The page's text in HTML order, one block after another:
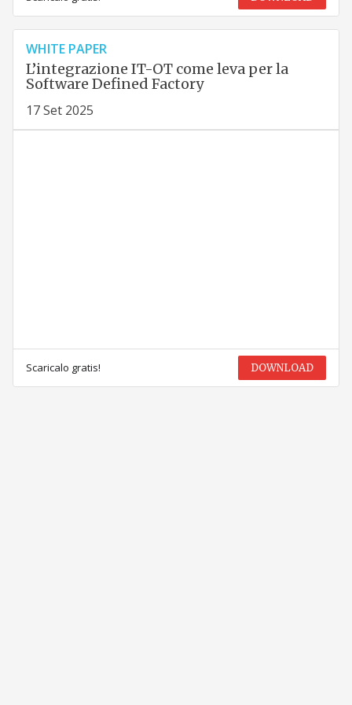
WHITE PAPER
L’integrazione IT-OT come leva per la
Software Defined Factory
17 Set 2025
Scaricalo gratis! DOWNLOAD